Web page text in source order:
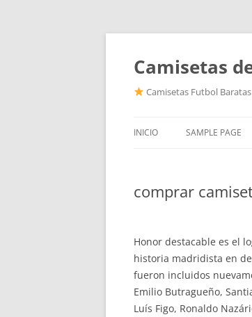
Camisetas
Camisetas Futbol
INICIO SAMPLE PAGE
comprar
Honor destacable es el
historia madridista en
fueron incluidos
Emilio Butragueño,
Luís Figo, Ronaldo